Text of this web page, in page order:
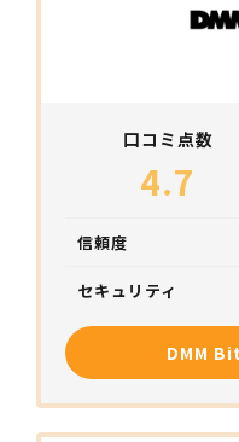
口コミ点数
4.7
信頼度
セキュリティ
DMM